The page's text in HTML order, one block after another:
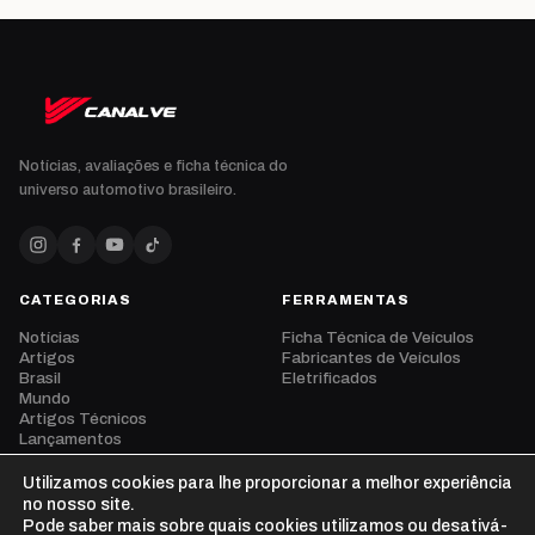
Notícias, avaliações e ficha técnica do
universo automotivo brasileiro.
CATEGORIAS
Notícias
Artigos
Brasil
Mundo
Artigos Técnicos
Lançamentos
Eventos
Opinião
Vídeos
FERRAMENTAS
Ficha Técnica de Veículos
Fabricantes de Veículos
Eletrificados
Utilizamos cookies para lhe proporcionar a melhor experiência
no nosso site.
Pode saber mais sobre quais cookies utilizamos ou desativá-